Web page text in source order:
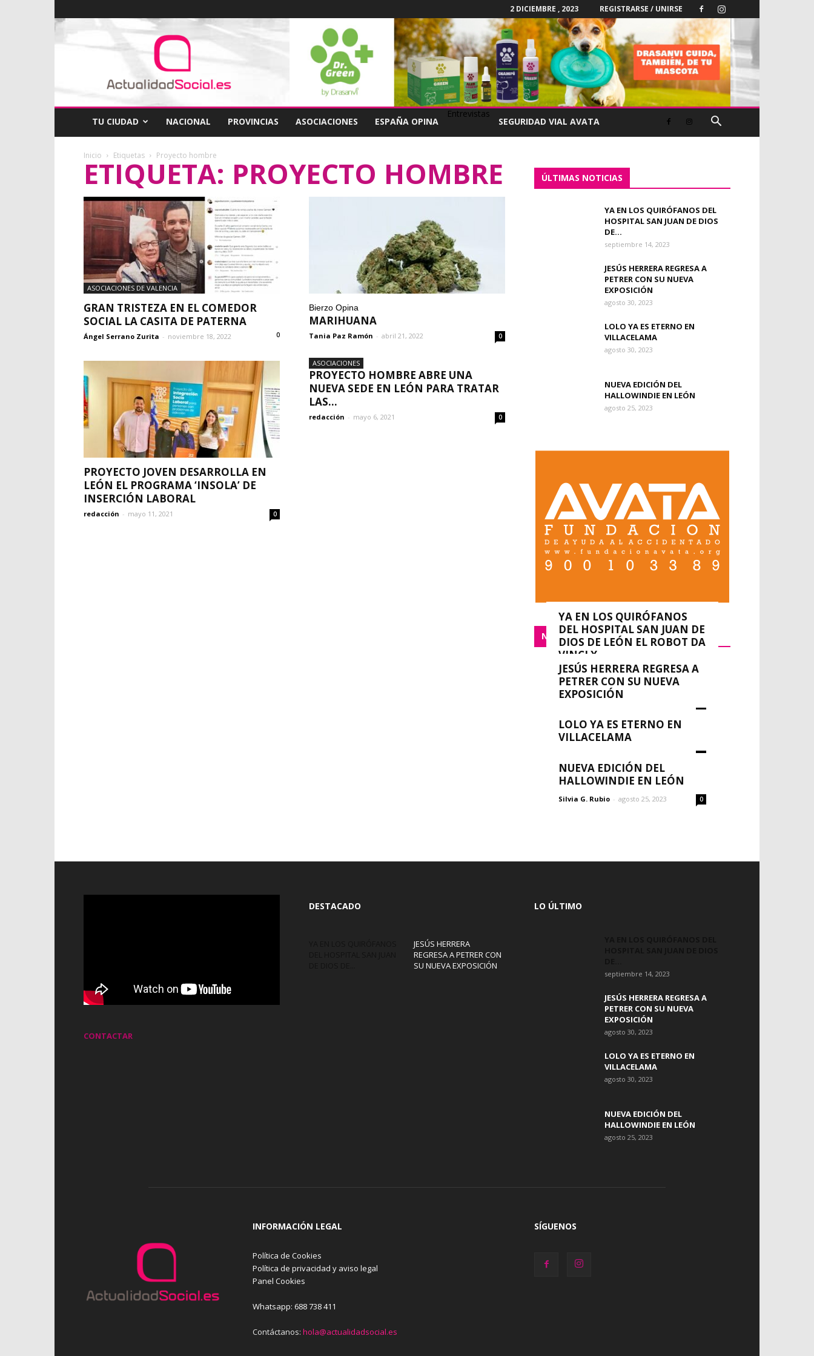
2 DICIEMBRE , 2023 REGISTRARSE / UNIRSE
ActualidadSocial
TU CIUDAD NACIONAL PROVINCIAS ASOCIACIONES ESPAÑA OPINA
Entrevistas
SEGURIDAD VIAL AVATA
Inicio Etiquetas Proyecto hombre
ETIQUETA: PROYECTO HOMBRE
ASOCIACIONES DE VALENCIA
GRAN TRISTEZA EN EL COMEDOR
SOCIAL LA CASITA DE PATERNA
Ángel Serrano Zurita - noviembre 18, 2022 0
Bierzo Opina
MARIHUANA
Tania Paz Ramón - abril 21, 2022 0
PROYECTO JOVEN DESARROLLA EN
LEÓN EL PROGRAMA ‘INSOLA’ DE
INSERCIÓN LABORAL
redacción - mayo 11, 2021 0
ASOCIACIONES
PROYECTO HOMBRE ABRE UNA
NUEVA SEDE EN LEÓN PARA TRATAR
LAS...
redacción - mayo 6, 2021 0
ÚLTIMAS NOTICIAS
YA EN LOS QUIRÓFANOS DEL
HOSPITAL SAN JUAN DE DIOS
DE...
septiembre 14, 2023
JESÚS HERRERA REGRESA A
PETRER CON SU NUEVA
EXPOSICIÓN
agosto 30, 2023
LOLO YA ES ETERNO EN
VILLACELAMA
agosto 30, 2023
NUEVA EDICIÓN DEL
HALLOWINDIE EN LEÓN
agosto 25, 2023
NACIONAL
YA EN LOS QUIRÓFANOS
DEL HOSPITAL SAN JUAN DE
DIOS DE LEÓN EL ROBOT DA
VINCI X
redacción septiembre 14, 2023
JESÚS HERRERA REGRESA A
PETRER CON SU NUEVA
EXPOSICIÓN
LOLO YA ES ETERNO EN
VILLACELAMA
0
NUEVA EDICIÓN DEL
HALLOWINDIE EN LEÓN
Silvia G. Rubio - agosto 25, 2023 0
CONTACTAR
DESTACADO
JESÚS HERRERA
REGRESA A PETRER CON
SU NUEVA EXPOSICIÓN
LO ÚLTIMO
septiembre 14, 2023
JESÚS HERRERA REGRESA A
PETRER CON SU NUEVA
EXPOSICIÓN
agosto 30, 2023
LOLO YA ES ETERNO EN
VILLACELAMA
agosto 30, 2023
NUEVA EDICIÓN DEL
HALLOWINDIE EN LEÓN
agosto 25, 2023
INFORMACIÓN LEGAL
Política de Cookies
Política de privacidad y aviso legal
Panel Cookies
Whatsapp: 688 738 411
Contáctanos: hola@actualidadsocial.es
SÍGUENOS